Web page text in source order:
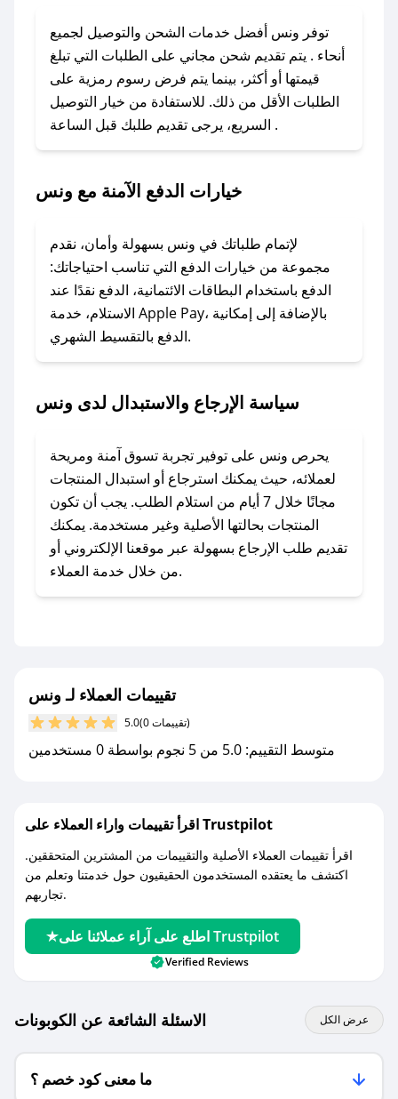
معنا عبر تويتر أو البريد الإلكتروني لإضافته بسرعة.
### كيفية استخدام كود خصم ونس؟
1. انسخ كود الخصم من تطبيق صحصح.
2. الصقه في خانة الدفع عند التسوق من ونس.
لا تقلق! يمكنك التواصل مع فريق دعم صحصح عبر
وسنقوم بحل المشكلة في أسرع وقت ممكن.
### ماذا أفعل إذا لم أجد كود خصم لمتجري
المفضل؟
في حال عدم توفر كوبونات لمتجرك المفضل، يمكنك
مراسلتنا مباشرة وسنعمل على توفير الكوبونات في
ونس؟
للحصول على كوبونات وخصومات حصرية، قم بما
يلي:
- اضغط على أيقونة متابعة لمتجر ونس في تطبيق
صحصح.
- تابع حسابنا الرسمي على تويتر وقم بتفعيل زر
مع صحصح، تسوق بذكاء ووفّر على كل مشترياتك مع
توفر ونس أفضل خدمات الشحن والتوصيل لجميع
أنحاء . يتم تقديم شحن مجاني على الطلبات التي تبلغ
قيمتها أو أكثر، بينما يتم فرض رسوم رمزية على
الطلبات الأقل من ذلك. للاستفادة من خيار التوصيل
السريع، يرجى تقديم طلبك قبل الساعة .
خيارات الدفع الآمنة مع ونس
لإتمام طلباتك في ونس بسهولة وأمان، نقدم
مجموعة من خيارات الدفع التي تناسب احتياجاتك:
الدفع باستخدام البطاقات الائتمانية، الدفع نقدًا عند
الاستلام، خدمة Apple Pay، بالإضافة إلى إمكانية
الدفع بالتقسيط الشهري.
سياسة الإرجاع والاستبدال لدى ونس
يحرص ونس على توفير تجربة تسوق آمنة ومريحة
لعملائه، حيث يمكنك استرجاع أو استبدال المنتجات
مجانًا خلال 7 أيام من استلام الطلب. يجب أن تكون
المنتجات بحالتها الأصلية وغير مستخدمة. يمكنك
تقديم طلب الإرجاع بسهولة عبر موقعنا الإلكتروني أو
من خلال خدمة العملاء.
تقييمات العملاء لـ ونس
5.0 (0 تقييمات)
متوسط التقييم: 5.0 من 5 نجوم بواسطة 0 مستخدمين
اقرأ تقييمات واراء العملاء على Trustpilot
اقرأ تقييمات العملاء الأصلية والتقييمات من المشترين المتحققين.
اكتشف ما يعتقده المستخدمون الحقيقيون حول خدمتنا وتعلم من
تجاربهم.
اطلع على آراء عملائنا على Trustpilot
Verified Reviews
الاسئلة الشائعة عن الكوبونات عرض الكل
ما معنى كود خصم ؟